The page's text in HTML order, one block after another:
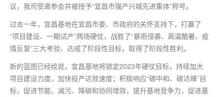
议，我司受邀参会并被授予“宜昌市强产兴城先进集体”称号。
过去一年，宜昌基地在宜昌市委、市政府的关怀支持下，打赢了
“项目建设、一期试产”两场硬仗，战胜了“暴雨侵袭、高温酷暑、疫
情反复”三大考验，达成了阶段性目标，取得了阶段性胜利。
新的蓝图已经绘就，宜昌基地将锁定2023年硬仗目标，持续加大
项目建设力度，加快投产达效速度；积极响应“碳中和、碳达峰”目
标，促进节能、减污、降碳和协同增效，提升基地竞争力，促进基